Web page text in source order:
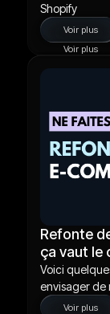
Shopify
Voir plus
Voir plus
Refonte
ça vaut le
Voici
envisager de
Voir plus